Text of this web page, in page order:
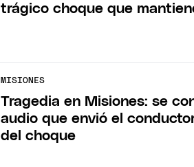
trágico choque que
MISIONES
Tragedia en Misiones: se
audio que envió el
del choque